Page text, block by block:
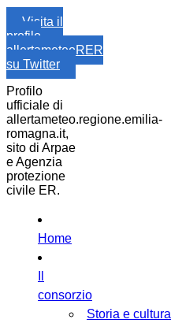
Visita il
profilo
allertameteoRER
su Twitter
Profilo
ufficiale di
allertameteo.regione.emilia-
romagna.it,
sito di Arpae
e Agenzia
protezione
civile ER.
Home
consorzio
Storia e cultura